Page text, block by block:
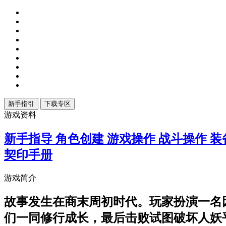
游戏资料
新手指导 角色创建 游戏操作 战斗操作装
契印手册
游戏简介
故事发生在商末周初时代。玩家扮演一
们一同修行成长，最后击败试图破坏人